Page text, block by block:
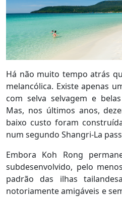
Há não muito tempo atrás
melancólica. Existe apenas
com selva selvagem e
Mas, nos últimos anos,
baixo custo foram
num segundo Shangri-La
Embora Koh Rong
subdesenvolvido, pelo
padrão das ilhas
notoriamente amigáveis e